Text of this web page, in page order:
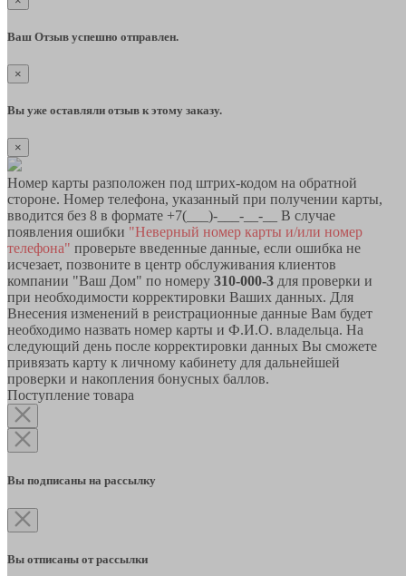
Ваш Отзыв успешно отправлен.
×
Вы уже оставляли отзыв к этому заказу.
×
Номер карты разположен под штрих-кодом на обратной
стороне. Номер телефона, указанный при получении карты,
вводится без 8 в формате +7(___)-___-__-__ В случае
появления ошибки "Неверный номер карты и/или номер
телефона" проверьте введенные данные, если ошибка не
исчезает, позвоните в центр обслуживания клиентов
компании "Ваш Дом" по номеру 310-000-3 для проверки и
при необходимости корректировки Ваших данных. Для
Внесения изменений в реистрационные данные Вам будет
необходимо назвать номер карты и Ф.И.О. владельца. На
следующий день после корректировки данных Вы сможете
привязать карту к личному кабинету для дальнейшей
проверки и накопления бонусных баллов.
Поступление товара
Вы подписаны на рассылку
Вы отписаны от рассылки